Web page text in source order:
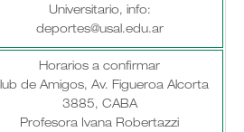
Universitario, info:
deportes@usal.edu.ar
Horarios a confirmar
de Amigos, Av. Figueroa Alcorta
3885, CABA
Profesora Ivana Robertazzi